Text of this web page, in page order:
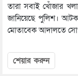
তারা সবাই খোঁজার
জানিয়েছে পুলিশ।
মোতাবেক আদালতে
শেয়ার করুন